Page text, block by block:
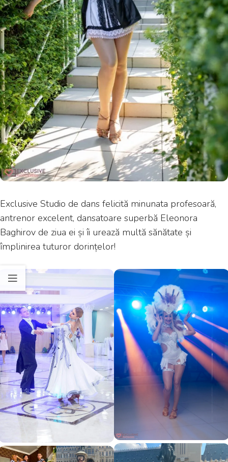
Exclusive Studio de dans felicită minunata profesoară,
antrenor excelent, dansatoare superbă Eleonora
Baghirov de ziua ei și îi urează multă sănătate și
împlinirea tuturor dorințelor!